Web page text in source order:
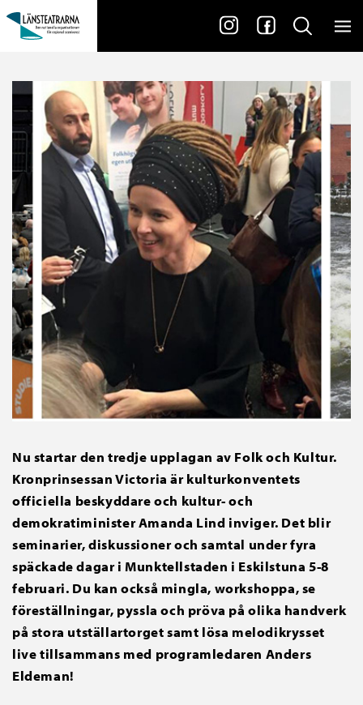
Nu startar den tredje upplagan av Folk och Kultur.
Kronprinsessan Victoria är kulturkonventets
officiella beskyddare och kultur- och
demokratiminister Amanda Lind inviger. Det blir
seminarier, diskussioner och samtal under fyra
späckade dagar i Munktellstaden i Eskilstuna 5-8
februari. Du kan också mingla, workshoppa, se
föreställningar, pyssla och pröva på olika handverk
på stora utställartorget samt lösa melodikrysset
live tillsammans med programledaren Anders
Eldeman!